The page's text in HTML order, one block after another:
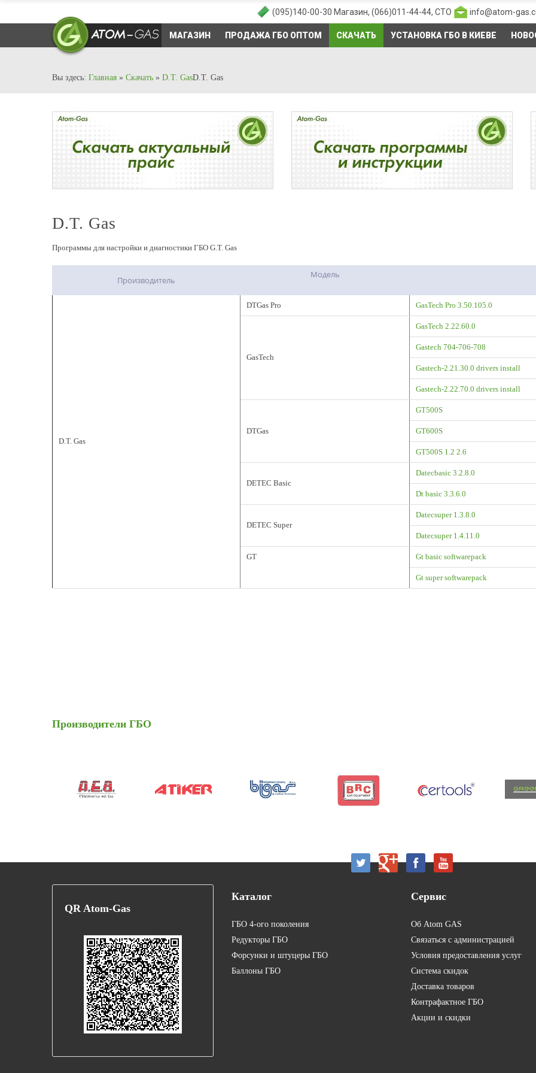
(095)140-00-30 Магазин, (066)011-44-44, СТО info@atom-
МАГАЗИН ПРОДАЖА ГБО ОПТОМ СКАЧАТЬ УСТАНОВКА ГБО В КИЕВЕ
Вы здесь: Главная » Скачать » D.T. GasD.T. Gas
D.T. Gas
Программы для настройки и диагностики ГБО G.T. Gas
Производитель
Модель
D.T. Gas
DTGas Pro GasTech Pro 3.50.105.0
GasTech
GasTech 2.22.60.0
Gastech 704-706-708
Gastech-2.21.30.0 drivers install
Gastech-2.22.70.0 drivers install
DTGas
GT500S
GT600S
GT500S 1.2 2.6
DETEC Basic
Datecbasic 3.2.8.0
Dt basic 3.3.6.0
DETEC Super
Datecsuper 1.3.8.0
Datecsuper 1.4.11.0
GT Gt basic softwarepack
Gt super softwarepack
Производители ГБО
QR Atom-Gas
Каталог
ГБО 4-ого поколения
Редукторы ГБО
Форсунки и штуцеры ГБО
Баллоны ГБО
Сервис
Об Atom GAS
Связаться с администрацией
Условия предоставления услуг
Система скидок
Доставка товаров
Контрафактное ГБО
Акции и скидки